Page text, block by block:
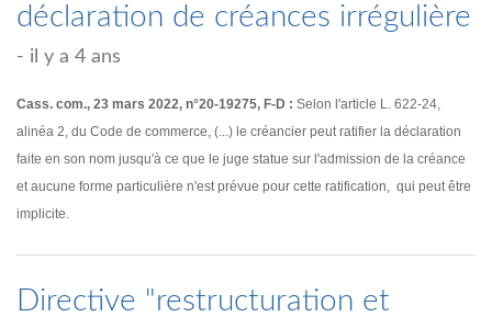
déclaration de créances irrégulière
- il y a 4 ans
Cass. com., 23 mars 2022, n°20-19275, F-D : Selon l'article L. 622-24,
alinéa 2, du Code de commerce, (...) le créancier peut ratifier la déclaration
faite en son nom jusqu'à ce que le juge statue sur l'admission de la créance
et aucune forme particulière n'est prévue pour cette ratification, qui peut être
implicite.
Directive "restructuration et